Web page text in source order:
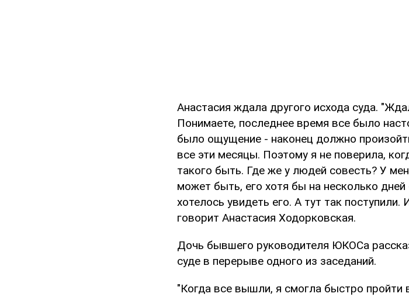
Анастасия ждала другого исхода суда.
Понимаете, последнее время все было
было ощущение - наконец должно
все эти месяцы. Поэтому я не поверила,
такого быть. Где же у людей совесть? У
может быть, его хотя бы на несколько дней
хотелось увидеть его. А тут так
говорит Анастасия Ходорковская.
Дочь бывшего руководителя ЮКОСа
суде в перерыве одного из заседаний.
"Когда все вышли, я смогла быстро пройти